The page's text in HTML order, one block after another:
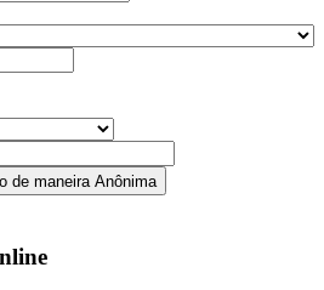
de maneira Anônima